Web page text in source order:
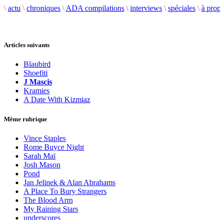
\ actu \ chroniques \ ADA compilations \ interviews \ spéciales \ à
Articles suivants
Blaubird
Shoefiti
J Mascis
Kramies
A Date With Kizmiaz
Même rubrique
Vince Staples
Rome Buyce Night
Sarah Maï
Josh Mason
Pond
Jan Jelinek & Alan Abrahams
A Place To Bury Strangers
The Blood Arm
My Raining Stars
underscores